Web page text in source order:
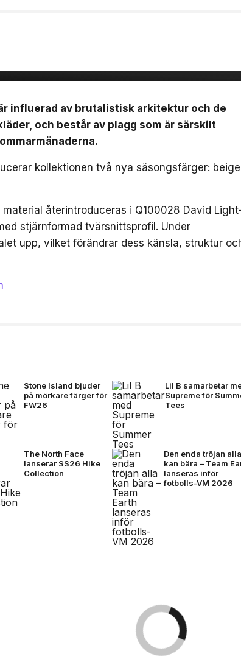
influerad av brutalistisk arkitektur och de
och består av plagg som är särskilt
kollektionen två nya säsongsfärger:
återintroduceras i Q100028 David
stjärnformad tvärsnittsprofil. Under
upp, vilket förändrar dess känsla, struktur
Stone Island bjuder
på mörkare färger för
FW26
Lil B samarbetar
Supreme för
Tees
The North Face
lanserar SS26 Hike
Collection
Den enda tröjan alla
kan bära – Team
lanseras inför
fotbolls-VM 2026